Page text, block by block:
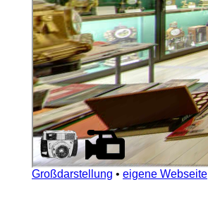
Großdarstellung • eigene Webseite